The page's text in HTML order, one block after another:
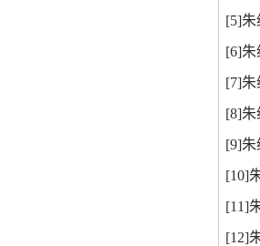
[5]朱
[6]朱
[7]朱
[8]朱
[9]朱
[10]
[11]
[12]